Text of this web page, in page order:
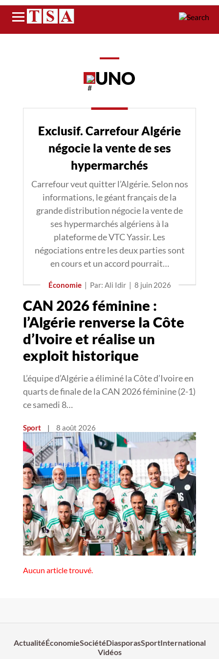
Menu
UNO
Exclusif. Carrefour Algérie
négocie la vente de ses
hypermarchés
Carrefour veut quitter l’Algérie. Selon nos
informations, le géant français de la
grande distribution négocie la vente de
ses hypermarchés algériens à la
plateforme de VTC Yassir. Les
négociations entre les deux parties sont
en cours et un accord pourrait…
Économie | Par: Ali Idir | 8 juin 2026
CAN 2026 féminine :
l’Algérie renverse la Côte
d’Ivoire et réalise un
exploit historique
L’équipe d’Algérie a éliminé la Côte d’Ivoire en
quarts de finale de la CAN 2026 féminine (2-1)
ce samedi 8…
Sport | 8 août 2026
Aucun article trouvé.
ActualitéÉconomieSociétéDiasporasSportInternational
Vidéos